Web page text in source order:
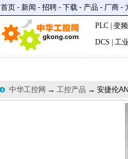
首页 - 新闻 - 招聘 - 下载 - 产品 - 厂商 -
PLC 变
DCS
工
中华工控网 → 工控产品 → 安捷伦